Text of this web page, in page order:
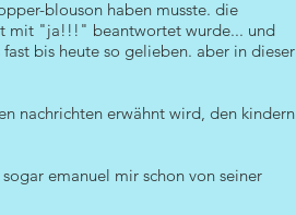
blouson haben musste. die
mit "ja!!!" beantwortet wurde... und
bis heute so gelieben. aber in dieser
nachrichten erwähnt wird, den kindern
emanuel mir schon von seiner